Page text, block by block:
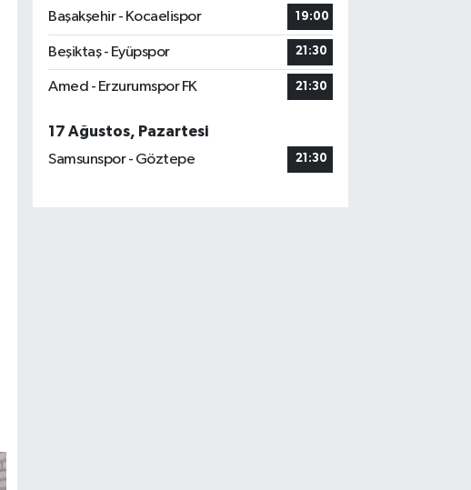
Başakşehir - Kocaelispor
19:00
Beşiktaş - Eyüpspor 21:30
Amed - Erzurumspor FK 21:30
17 Ağustos, Pazartesi
Samsunspor - Göztepe
21:30